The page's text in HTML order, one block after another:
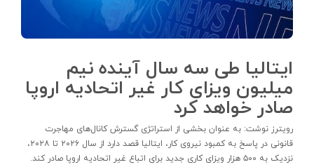
ایتالیا طی سه سال آینده نیم
میلیون ویزای کار غیر اتحادیه اروپا
صادر خواهد کرد
رویترز نوشت: به عنوان بخشی از استراتژی گسترش کانال‌های مهاجرت
قانونی در پاسخ به کمبود نیروی کار، ایتالیا قصد دارد از سال ۲۰۲۶ تا ۲۰۲۸،
نزدیک به ۵۰۰ هزار ویزای کاری جدید برای اتباع غیر اتحادیه اروپا صادر کند.